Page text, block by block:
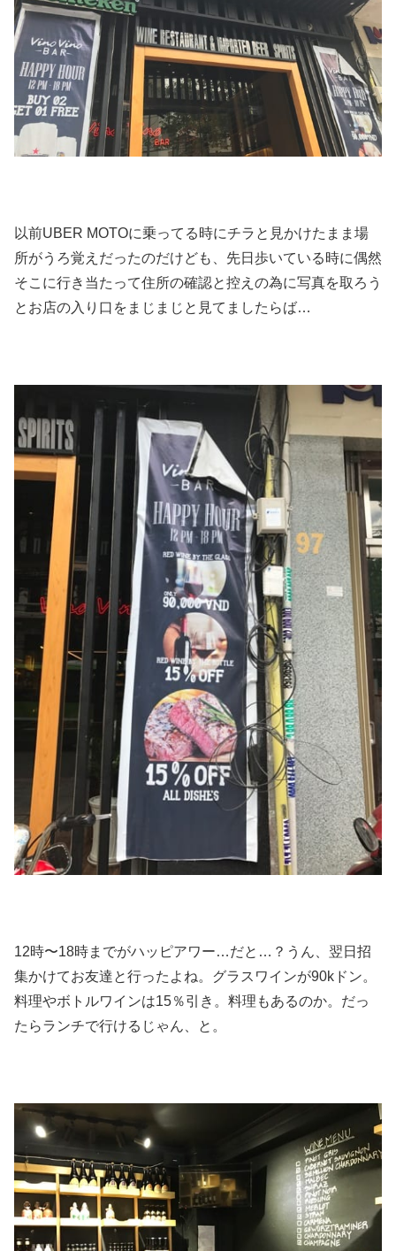
以前UBER MOTOに乗ってる時にチラと見かけたまま場
所がうろ覚えだったのだけども、先日歩いている時に偶然
そこに行き当たって住所の確認と控えの為に写真を取ろう
とお店の入り口をまじまじと見てましたらば…
12時〜18時までがハッピアワー…だと…？うん、翌日招
集かけてお友達と行ったよね。グラスワインが90kドン。
料理やボトルワインは15％引き。料理もあるのか。だっ
たらランチで行けるじゃん、と。